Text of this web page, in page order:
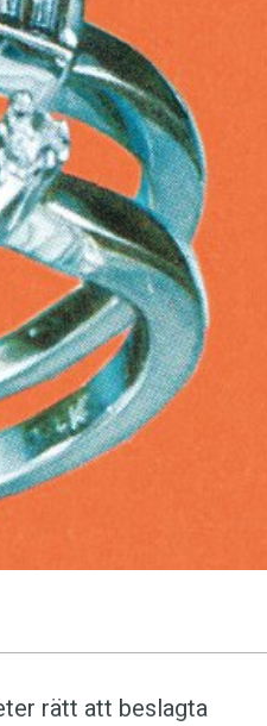
rätt att beslagta